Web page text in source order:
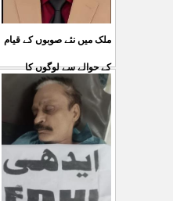
ملک میں نئے صوبوں کے قیام
کے حوالے سے لوگوں کا
مطالبہ بالکل درست ہے۔ ا
03 Aug 2026